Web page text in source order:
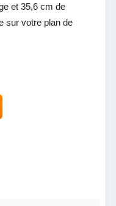
et 35,6 cm de
sur votre plan de